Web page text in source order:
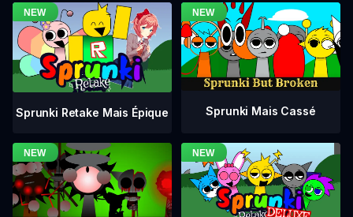
Sprunki Retake Mais Épique Sprunki Mais Cassé